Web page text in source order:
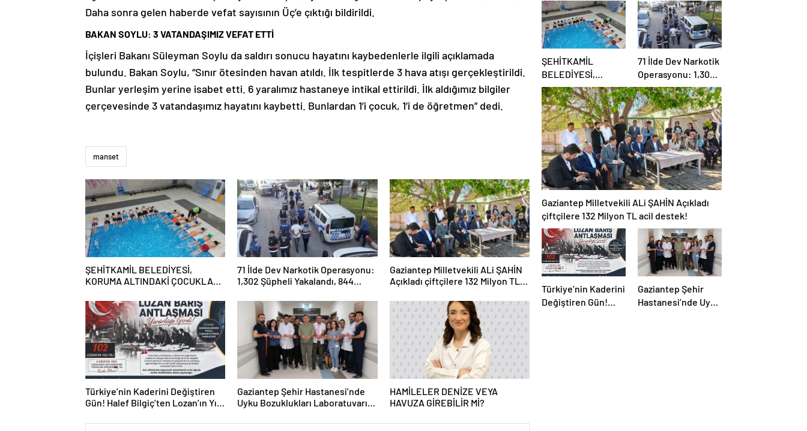
Daha sonra gelen haberde vefat sayısının Üç’e çıktığı bildirildi.
BAKAN SOYLU: 3 VATANDAŞIMIZ VEFAT ETTİ
İçişleri Bakanı Süleyman Soylu da saldırı sonucu hayatını kaybedenlerle ilgili açıklamada
bulundu. Bakan Soylu, “Sınır ötesinden havan atıldı. İlk tespitlerde 3 hava atışı gerçekleştirildi.
Bunlar yerleşim yerine isabet etti. 6 yaralımız hastaneye intikal ettirildi. İlk aldığımız bilgiler
çerçevesinde 3 vatandaşımız hayatını kaybetti. Bunlardan 1’i çocuk, 1’i de öğretmen” dedi.
manset
ŞEHİTKAMİL BELEDİYESİ,
KORUMA ALTINDAKİ ÇOCUKLARI
71 İlde Dev Narkotik Operasyonu:
1,302 Şüpheli Yakalandı, 844
Gaziantep Milletvekili ALi ŞAHİN
Açıkladı çiftçilere 132 Milyon TL
Türkiye’nin Kaderini Değiştiren
Gün! Halef Bilgiç’ten Lozan’ın Yıl
Gaziantep Şehir Hastanesi’nde
Uyku Bozuklukları Laboratuvarı
HAMİLELER DENİZE VEYA
HAVUZA GİREBİLİR Mİ?
ŞEHİTKAMİL
BELEDİYESİ,
KORUMA ALTINDAKİ
ÇOCUKLARI
SPORLA
BULUŞTURUYOR
71 İlde Dev Narkotik
Operasyonu: 1,302
Şüpheli Yakalandı,
844 Tutuklama
Gaziantep Milletvekili ALi ŞAHİN Açıkladı
çiftçilere 132 Milyon TL acil destek!
Türkiye’nin Kaderini
Değiştiren Gün!
Gaziantep Şehir
Hastanesi’nde Uyku